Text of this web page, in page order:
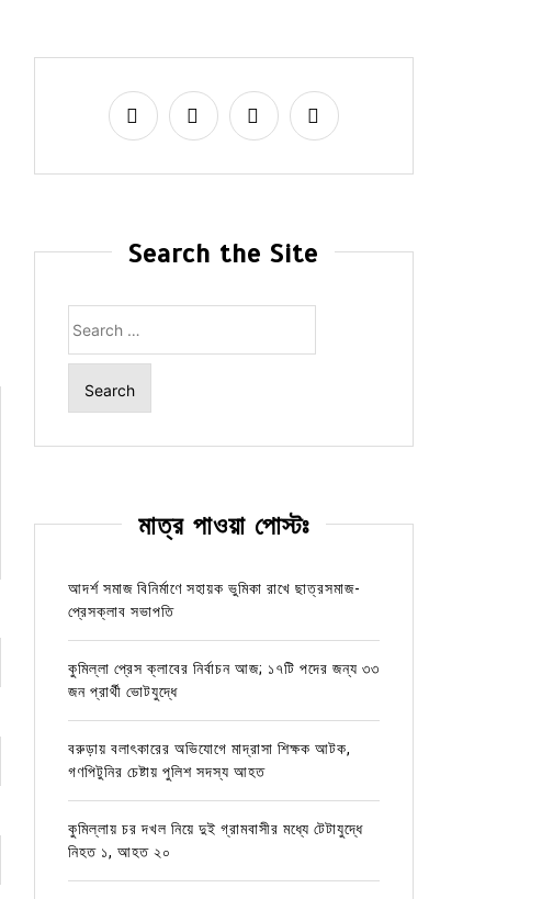
Search the Site
for:
মাত্র পাওয়া পোস্টঃ
আদর্শ সমাজ বিনির্মাণে সহায়ক ভুমিকা রাখে ছাত্রসমাজ-
প্রেসক্লাব সভাপতি
কুমিল্লা প্রেস ক্লাবের নির্বাচন আজ; ১৭টি পদের জন্য ৩৩
জন প্রার্থী ভোটযুদ্ধে
বরুড়ায় বলাৎকারের অভিযোগে মাদ্রাসা শিক্ষক আটক,
গণপিটুনির চেষ্টায় পুলিশ সদস্য আহত
কুমিল্লায় চর দখল নিয়ে দুই গ্রামবাসীর মধ্যে টেটাযুদ্ধে
নিহত ১, আহত ২০